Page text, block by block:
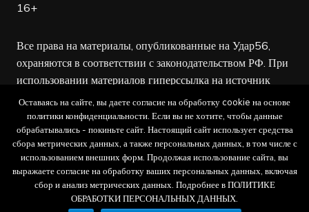
16+
Все права на материалы, опубликованные на Удар56,
охраняются в соответствии с законодательством РФ. При
использовании материалов гиперссылка на источник
обязательна.
Редакция не несет ответственности за достоверность
рекламных объявлений, а также за содержание веб-
сайтов, на которые даны гиперссылки.
Оставаясь на сайте, вы даете согласие на обработку cookie на основе
политики конфиденциальности. Если вы не хотите, чтобы данные
обрабатывались - покиньте сайт. Настоящий сайт использует средства
сбора метрических данных, а также персональных данных, в том числе с
использованием внешних форм. Продолжая использование сайта, вы
выражаете согласие на обработку ваших персональных данных, включая
сбор и анализ метрических данных. Подробнее в ПОЛИТИКЕ
ОБРАБОТКИ ПЕРСОНАЛЬНЫХ ДАННЫХ.